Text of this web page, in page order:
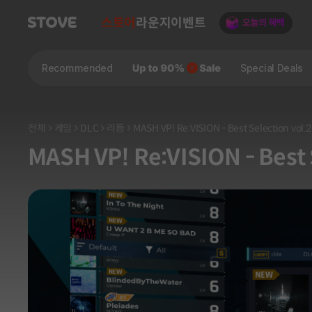
스토어 라운지 이벤트
Recommended Special Deals
전체 게임 DLC 리듬 MASH VP! Re:VISION - Best Selection vol.2
MASH VP! Re:VISION -